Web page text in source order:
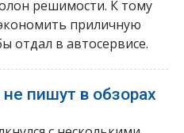
решимости. К тому
приличную
отдал в автосервисе.
пишут в обзорах